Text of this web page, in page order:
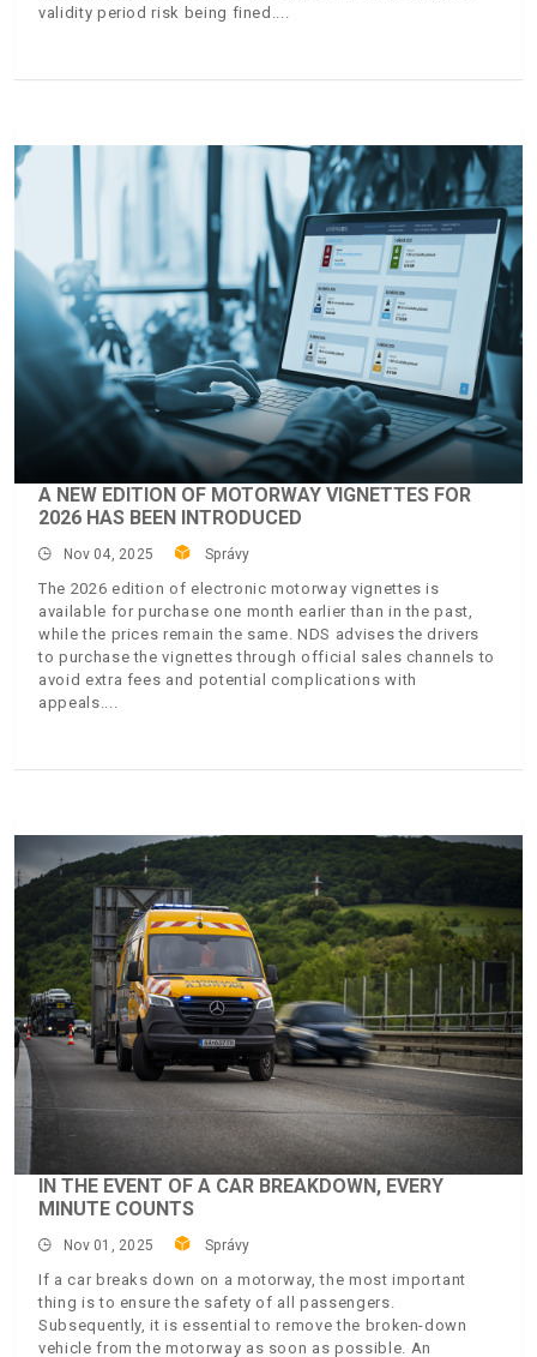
validity period risk being fined.
A NEW EDITION OF MOTORWAY VIGNETTES FOR
2026 HAS BEEN INTRODUCED
Nov 04, 2025 Správy
The 2026 edition of electronic motorway vignettes is
available for purchase one month earlier than in the past,
while the prices remain the same. NDS advises the drivers
to purchase the vignettes through official sales channels to
avoid extra fees and potential complications with
appeals.
IN THE EVENT OF A CAR BREAKDOWN, EVERY
MINUTE COUNTS
Nov 01, 2025 Správy
If a car breaks down on a motorway, the most important
thing is to ensure the safety of all passengers.
Subsequently, it is essential to remove the broken-down
vehicle from the motorway as soon as possible. An